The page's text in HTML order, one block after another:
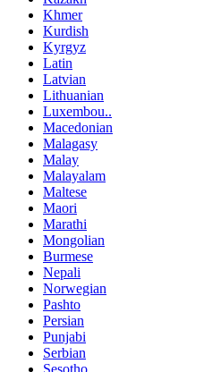
Khmer
Kurdish
Kyrgyz
Latin
Latvian
Lithuanian
Luxembou..
Macedonian
Malagasy
Malay
Malayalam
Maltese
Maori
Marathi
Mongolian
Burmese
Nepali
Norwegian
Pashto
Persian
Punjabi
Serbian